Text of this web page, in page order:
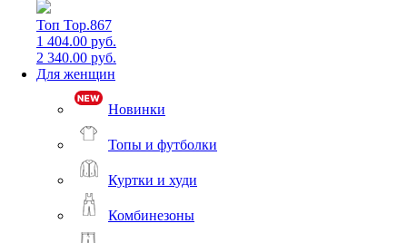
Топ Top.867
1 404.00 руб.
2 340.00 руб.
Для женщин
Новинки
Топы и футболки
Куртки и худи
Комбинезоны